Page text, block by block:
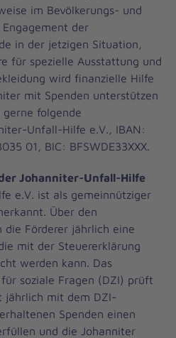
im Bevölkerungs- und
Engagement der
in der jetzigen Situation,
für spezielle Ausstattung und
wird finanzielle Hilfe
mit Spenden unterstützen
folgende
Unfall-Hilfe e.V., IBAN:
01, BIC: BFSWDE33XXX.
Johanniter-Unfall-Hilfe
e.V. ist als gemeinnütziger
Über den
Förderer jährlich eine
mit der Steuererklärung
werden kann. Das
soziale Fragen (DZI) prüft
jährlich mit dem DZI-
Spenden einen
und die Johanniter